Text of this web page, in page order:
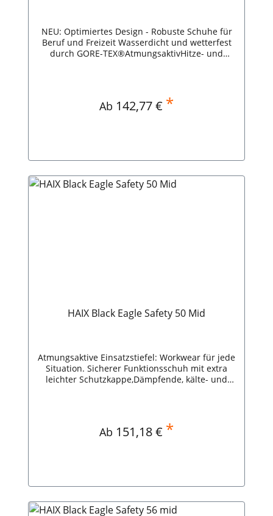
NEU: Optimiertes Design - Robuste Schuhe für
Beruf und Freizeit Wasserdicht und wetterfest
durch GORE-TEX®AtmungsaktivHitze- und
2.1 GTX mid/black
Regulärer Preis:
Ab 142,77 € *
HAIX Black Eagle Safety 50 Mid
Atmungsaktive Einsatzstiefel: Workwear für jede
Situation. Sicherer Funktionsschuh mit extra
leichter Schutzkappe,Dämpfende, kälte- und
aufheizt.Sicherheitsklasse: S3 HAIX Black Eagle
Safety 50 Mid
Regulärer Preis:
Ab 151,18 € *